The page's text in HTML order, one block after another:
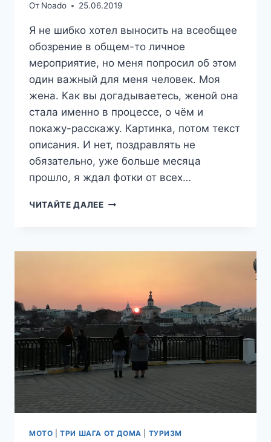
От Noado 25.06.2019
Я не шибко хотел выносить на всеобщее
обозрение в общем-то личное
мероприятие, но меня попросил об этом
один важный для меня человек. Моя
жена. Как вы догадываетесь, женой она
стала именно в процессе, о чём и
покажу-расскажу. Картинка, потом текст
описания. И нет, поздравлять не
обязательно, уже больше месяца
прошло, я ждал фотки от всех…
ЧИТАЙТЕ ДАЛЕЕМОТОСВАДЬБА
МОТО |ТРИ ШАГА ОТ ДОМА ТУРИЗМ